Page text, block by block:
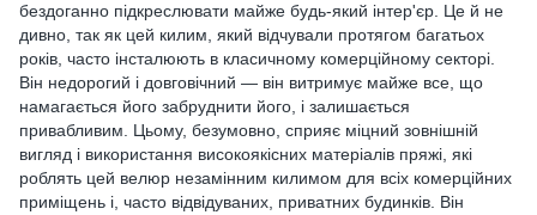
бездоганно підкреслювати майже будь-який інтер'єр. Це й не
дивно, так як цей килим, який відчували протягом багатьох
років, часто інсталюють в класичному комерційному секторі.
Він недорогий і довговічний — він витримує майже все, що
намагається його забруднити його, і залишається
привабливим. Цьому, безумовно, сприяє міцний зовнішній
вигляд і використання високоякісних матеріалів пряжі, які
роблять цей велюр незамінним килимом для всіх комерційних
приміщень і, часто відвідуваних, приватних будинків. Він